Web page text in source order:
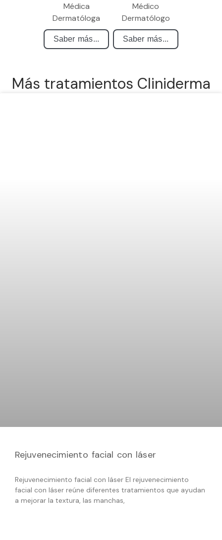
Médica
Dermatóloga
Saber más...
Médico
Dermatólogo
Saber más...
Más tratamientos Cliniderma
Rejuvenecimiento facial con láser
Rejuvenecimiento facial con láser El rejuvenecimiento
facial con láser reúne diferentes tratamientos que ayudan
a mejorar la textura, las manchas,